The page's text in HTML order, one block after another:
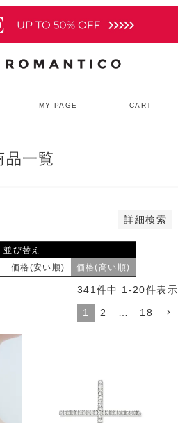
MY PAGE CART
品一覧
詳細検索
並び替え
価格(安い順) 価格(高い順)
341 件中 1 -20件表示
1 2 18